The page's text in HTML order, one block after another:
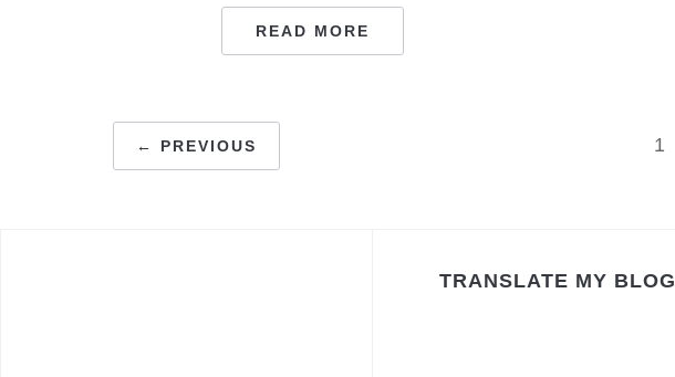
READ MORE
NAVIGAZIONE
ARTICOLI
← PREVIOUS 1
TRANSLATE MY BLOG